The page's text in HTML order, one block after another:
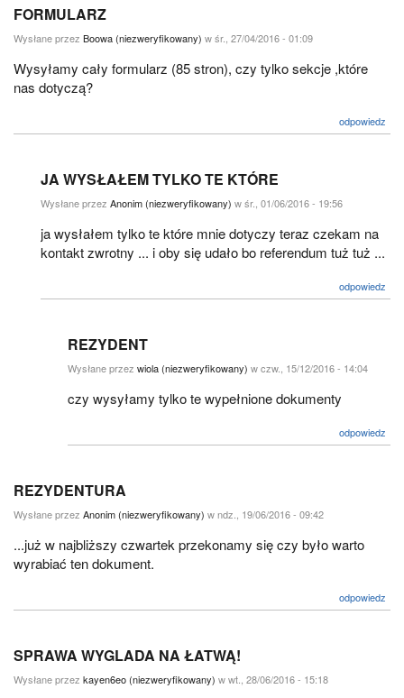
FORMULARZ
Wysłane przez Boowa (niezweryfikowany) w śr., 27/04/2016 - 01:09
Wysyłamy cały formularz (85 stron), czy tylko sekcje ,które
nas dotyczą?
odpowiedz
JA WYSŁAŁEM TYLKO TE KTÓRE
Wysłane przez Anonim (niezweryfikowany) w śr., 01/06/2016 - 19:56
ja wysłałem tylko te które mnie dotyczy teraz czekam na
kontakt zwrotny ... i oby się udało bo referendum tuż tuż ...
odpowiedz
REZYDENT
Wysłane przez wiola (niezweryfikowany) w czw., 15/12/2016 - 14:04
czy wysyłamy tylko te wypełnione dokumenty
odpowiedz
REZYDENTURA
Wysłane przez Anonim (niezweryfikowany) w ndz., 19/06/2016 - 09:42
...już w najbliższy czwartek przekonamy się czy było warto
wyrabiać ten dokument.
odpowiedz
SPRAWA WYGLADA NA ŁATWĄ!
Wysłane przez kayen6eo (niezweryfikowany) w wt., 28/06/2016 - 15:18